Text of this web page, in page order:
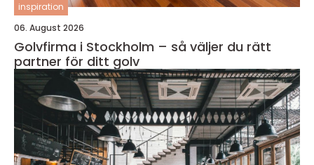
inspiration
06. August 2026
Golvfirma i Stockholm – så väljer du rätt
partner för ditt golv